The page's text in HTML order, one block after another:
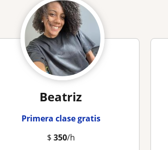
Beatriz
Primera clase gratis
$ 350/h